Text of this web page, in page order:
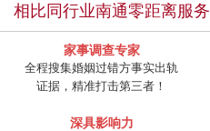
相比同行业南通零距离服
家事调查专家
全程搜集婚姻过错方事实出轨
证据，精准打击第三者！
深具影响力